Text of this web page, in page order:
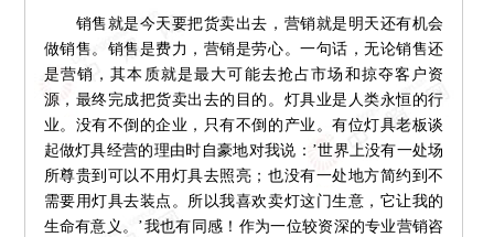
销售就是今天要把货卖出去，营销就是明天还有机会
做销售。销售是费力，营销是劳心。一句话，无论销售还
是营销，其本质就是最大可能去抢占市场和掠夺客户资
源，最终完成把货卖出去的目的。灯具业是人类永恒的行
业。没有不倒的企业，只有不倒的产业。有位灯具老板谈
起做灯具经营的理由时自豪地对我说：’世界上没有一处场
所尊贵到可以不用灯具去照亮；也没有一处地方简约到不
需要用灯具去装点。所以我喜欢卖灯这门生意，它让我的
生命有意义。’我也有同感！作为一位较资深的专业营销咨